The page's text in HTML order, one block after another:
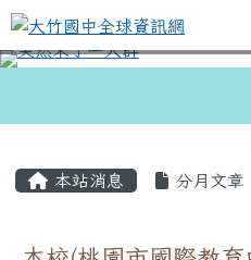
跳至主內容區
大竹國中全球資訊
本站消息 分月文章